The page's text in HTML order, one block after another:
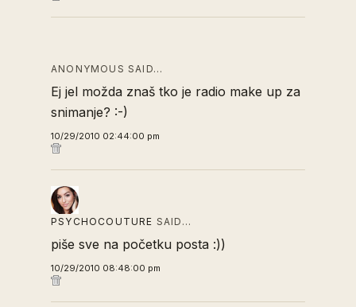
ANONYMOUS SAID…
Ej jel možda znaš tko je radio make up za
snimanje? :-)
10/29/2010 02:44:00 pm
PSYCHOCOUTURE SAID…
piše sve na početku posta :))
10/29/2010 08:48:00 pm